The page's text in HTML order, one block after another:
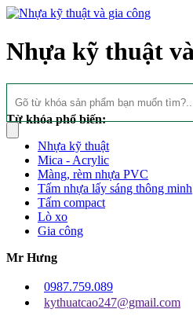
Nhựa kỹ thuật
Từ khóa phổ biến:
Nhựa kỹ thuật
Mica - Acrylic
Màng, rèm nhựa PVC
Tấm nhựa lấy sáng thông minh
Tấm compact
Lò xo
Gia công
Mr Hưng
0987.759.089
kythuatcao247@gmail.com